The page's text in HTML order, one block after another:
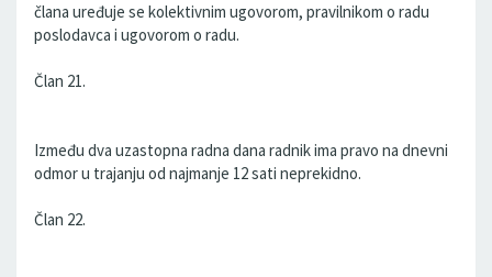
člana uređuje se kolektivnim ugovorom, pravilnikom o radu
poslodavca i ugovorom o radu.
Član 21.
Između dva uzastopna radna dana radnik ima pravo na dnevni
odmor u trajanju od najmanje 12 sati neprekidno.
Član 22.